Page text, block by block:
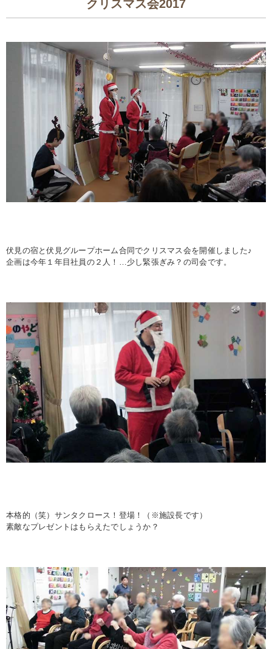
クリスマス会2017
伏見の宿と伏見グループホーム合同でクリスマス会を開催しました♪
企画は今年１年目社員の２人！…少し緊張ぎみ？の司会です。
本格的（笑）サンタクロース！登場！（※施設長です）
素敵なプレゼントはもらえたでしょうか？